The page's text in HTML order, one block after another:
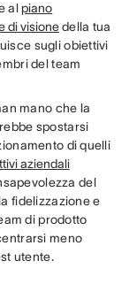
al piano
di visionedella tua
sugli obiettivi
del team
mano che la
spostarsi
di quelli
aziendali
del
fidelizzazione e
di prodotto
meno
utente.